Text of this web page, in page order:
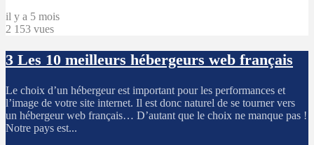
il y a 5 mois
2 153 vues
3 Les 10 meilleurs hébergeurs web français
Le choix d’un hébergeur est important pour les performances et
l’image de votre site internet. Il est donc naturel de se tourner vers
un hébergeur web français… D’autant que le choix ne manque pas !
Notre pays est...